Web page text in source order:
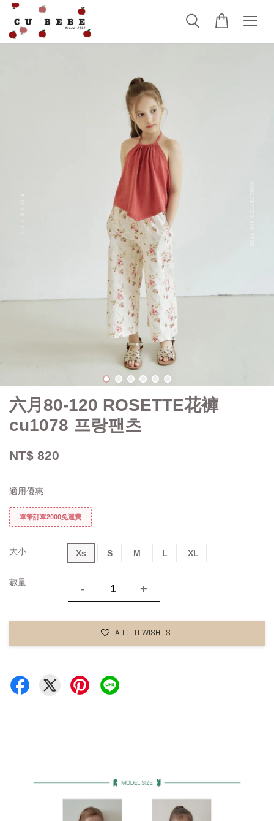
六月80-120 ROSETTE花褲
cu1078 프랑팬츠
NT$ 820
適用優惠
單筆訂單2000免運費
大小 Xs S M L XL
數量 - +
ADD TO WISHLIST